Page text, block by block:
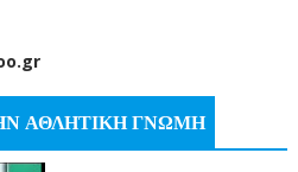
ΑΘΛΗΤΙΚΗ ΓΝΩΜΗ